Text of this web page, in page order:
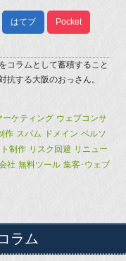
はてブ Pocket
コラムとして蓄積すること
抗する大阪のおっさん。
ーケティング ウェブコンサ
作 スパム ドメイン ペルソ
制作 リスク回避 リニュー
社 無料ツール 集客･ウェブ
ラム